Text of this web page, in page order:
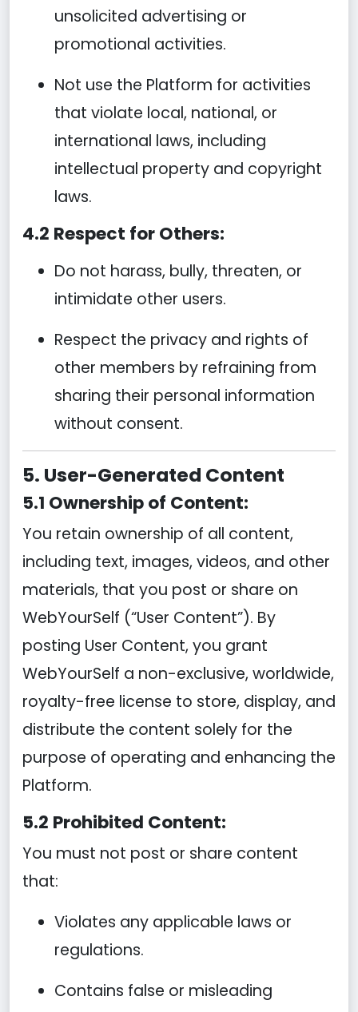
unsolicited advertising or
promotional activities.
Not use the Platform for activities
that violate local, national, or
international laws, including
intellectual property and copyright
laws.
4.2 Respect for Others:
Do not harass, bully, threaten, or
intimidate other users.
Respect the privacy and rights of
other members by refraining from
sharing their personal information
without consent.
5. User-Generated Content
5.1 Ownership of Content:
You retain ownership of all content,
including text, images, videos, and other
materials, that you post or share on
WebYourSelf (“User Content”). By
posting User Content, you grant
WebYourSelf a non-exclusive, worldwide,
royalty-free license to store, display, and
distribute the content solely for the
purpose of operating and enhancing the
Platform.
5.2 Prohibited Content:
You must not post or share content
that:
Violates any applicable laws or
regulations.
Contains false or misleading